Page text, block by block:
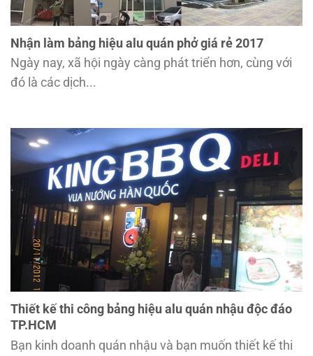
Nhận làm bảng hiệu alu quán phở giá rẻ 2017
Ngày nay, xã hội ngày càng phát triển hơn, cùng với
đó là các dịch...
Thiết kế thi công bảng hiệu alu quán nhậu độc đáo
TP.HCM
Bạn kinh doanh quán nhậu và bạn muốn thiết kế thi